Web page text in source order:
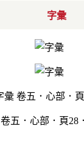
字彙
卷五．心部．頁28